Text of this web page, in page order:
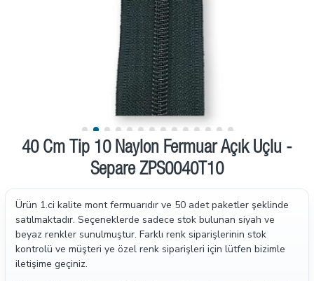
40 Cm Tip 10 Naylon Fermuar Açık Uçlu -
Separe ZPS0040T10
Ürün 1.ci kalite mont fermuarıdır ve 50 adet paketler şeklinde
satılmaktadır. Seçeneklerde sadece stok bulunan siyah ve
beyaz renkler sunulmuştur. Farklı renk siparişlerinin stok
kontrolü ve müşteri ye özel renk siparişleri için lütfen bizimle
iletişime geçiniz.